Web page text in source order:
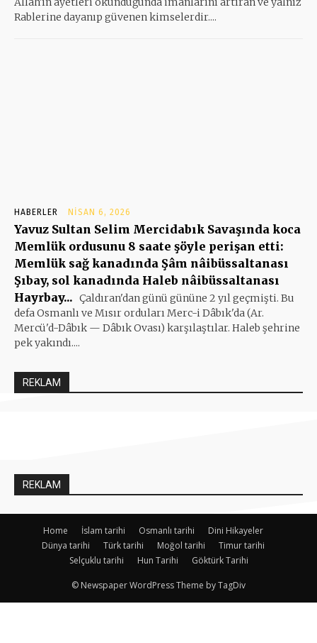
Rablerine dayanıp güvenen kimselerdir....
HABERLER NISAN 6, 2026
Yavuz Sultan Selim Mercidabık Savaşında koca
Memlük ordusunu 8 saate şöyle perişan etti:
Memlük sağ kanadında Şâm nâibüssaltanası
Şıbay, sol kanadında Haleb nâibüssaltanası
Hayrbay... Çaldıran'dan günü gününe 2 yıl geçmişti. Bu
defa Osmanlı ve Mısır orduları Merc-i Dâbık'da (Ar.
Mercü'd-Dâbık — Dâbık Ovası) karşılaştılar. Haleb şehrine
pek yakındı....
REKLAM
REKLAM
Home İslam tarihi Osmanlı tarihi
Dini Hikayeler
Dünya tarihi
Türk tarihi Moğol tarihi
Timur tarihi
Selçuklu tarihi
Hun Tarihi Göktürk Tarihi
© Newspaper WordPress Theme by TagDiv